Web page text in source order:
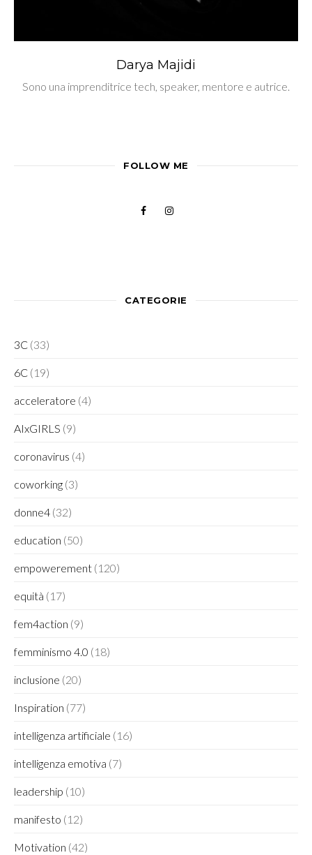
Darya Majidi
Sono una imprenditrice tech, speaker, mentore e autrice.
FOLLOW ME
CATEGORIE
3C (33)
6C (19)
acceleratore (4)
AIxGIRLS (9)
coronavirus (4)
coworking (3)
donne4 (32)
education (50)
empowerement (120)
equità (17)
fem4action (9)
femminismo 4.0 (18)
inclusione (20)
Inspiration (77)
intelligenza artificiale (16)
intelligenza emotiva (7)
leadership (10)
manifesto (12)
Motivation (42)